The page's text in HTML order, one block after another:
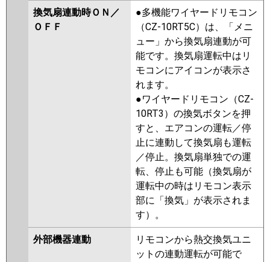
換気扇連動時ＯＮ／
ＯＦＦ
●多機能ワイヤードリモコン
（CZ-10RT5C）は、「メニ
ュー」から換気扇連動が可
能です。換気扇運転中はリ
モコンにアイコンが表示さ
れます。
●ワイヤードリモコン（CZ-
10RT3）の換気ボタンを押
すと、エアコンの運転／停
止に連動して換気扇も運転
／停止。換気扇単独での運
転、停止も可能（換気扇が
運転中の時はリモコン表示
部に「換気」が表示されま
す）。
外部機器連動
リモコンから熱交換気ユニ
ットの連動運転が可能で